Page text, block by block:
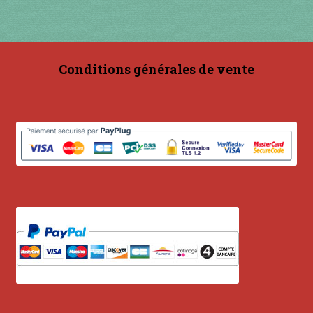
en acier
en bambou
en bronze
en laiton
en plastique
Conditions générales de vente